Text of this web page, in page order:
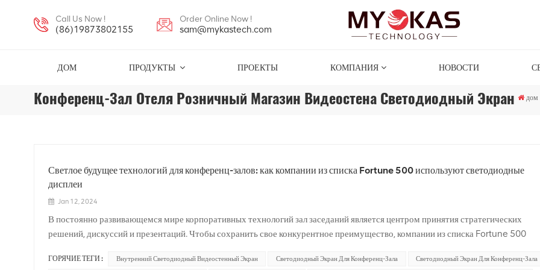
Call Us Now !
(86)19873802155
Order Online Now !
sam@mykastech.com
ДОМ ПРОДУКТЫ ПРОЕКТЫ КОМПАНИЯ НОВОСТИ
Конференц-Зал Отеля Розничный Магазин Видеостена Светодиодный Экран дом
Светлое будущее технологий для конференц-залов: как компании из списка Fortune 500 используют светодиодные
дисплеи
Jan 12, 2024
В постоянно развивающемся мире корпоративных технологий зал заседаний является центром принятия стратегических
решений, дискуссий и презентаций. Чтобы сохранить свое конкурентное преимущество, компании из списка Fortune 500
Светодиодные дисплеи стал переломным моментом, предложив яркое и динамичное будущее технологиям для залов
ГОРЯЧИЕ ТЕГИ : Внутренний Светодиодный Видеостенный Экран Светодиодный Экран Для Конференц-Зала Светодиодный Экран Для Конференц-Зала